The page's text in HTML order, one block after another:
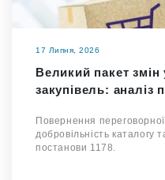
17 Липня, 2026
Великий пакет
закупівель: аналіз
Повернення
добровільність каталогу
постанови 1178.